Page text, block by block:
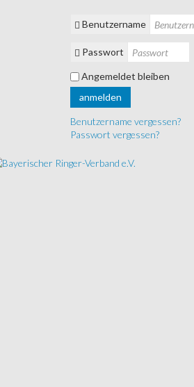
Benutzername
Passwort
Angemeldet bleiben
anmelden
Benutzername vergessen?
Passwort vergessen?